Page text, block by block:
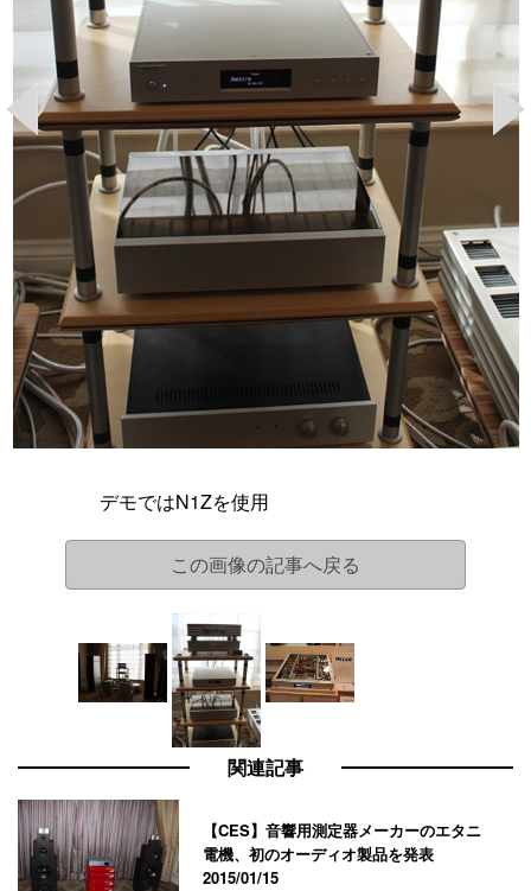
デモではN1Zを使用
この画像の記事へ戻る
関連記事
【CES】音響用測定器メーカーのエタニ
電機、初のオーディオ製品を発表
2015/01/15